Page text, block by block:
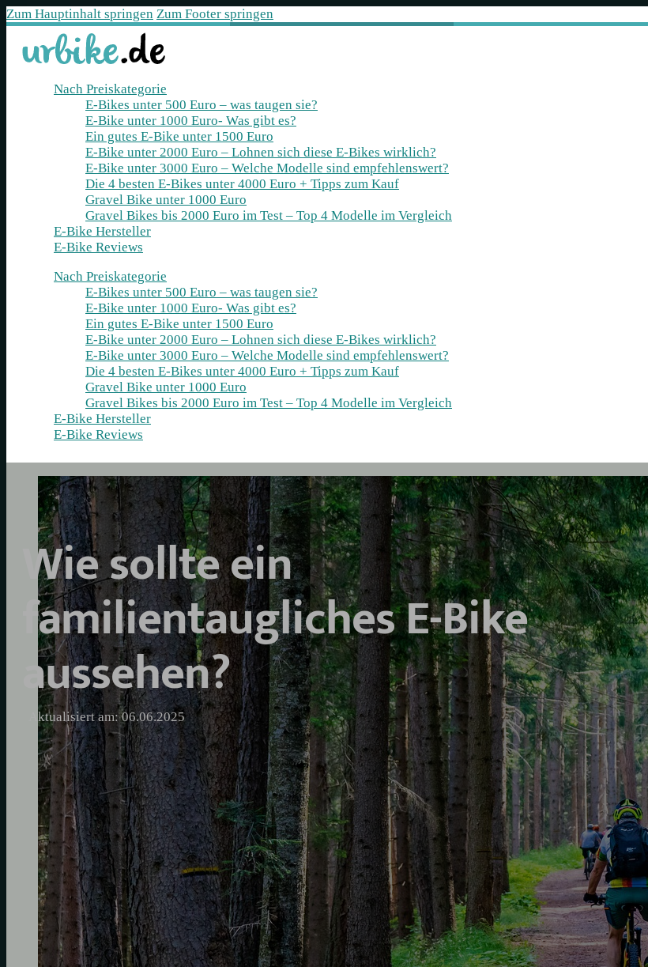
Zum Hauptinhalt springen Zum Footer springen
Nach Preiskategorie
E-Bikes unter 500 Euro – was taugen sie?
E-Bike unter 1000 Euro- Was gibt es?
Ein gutes E-Bike unter 1500 Euro
E-Bike unter 2000 Euro – Lohnen sich diese E-Bikes wirklich?
E-Bike unter 3000 Euro – Welche Modelle sind empfehlenswert?
Die 4 besten E‑Bikes unter 4000 Euro + Tipps zum Kauf
Gravel Bike unter 1000 Euro
Gravel Bikes bis 2000 Euro im Test – Top 4 Modelle im Vergleich
E-Bike Hersteller
E-Bike Reviews
Nach Preiskategorie
E-Bikes unter 500 Euro – was taugen sie?
E-Bike unter 1000 Euro- Was gibt es?
Ein gutes E-Bike unter 1500 Euro
E-Bike unter 2000 Euro – Lohnen sich diese E-Bikes wirklich?
E-Bike unter 3000 Euro – Welche Modelle sind empfehlenswert?
Die 4 besten E‑Bikes unter 4000 Euro + Tipps zum Kauf
Gravel Bike unter 1000 Euro
Gravel Bikes bis 2000 Euro im Test – Top 4 Modelle im Vergleich
E-Bike Hersteller
E-Bike Reviews
Wie sollte ein
familientaugliches E-Bike
aussehen?
Aktualisiert am: 06.06.2025